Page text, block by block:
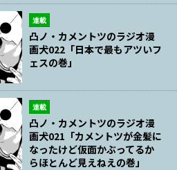
連載
凸ノ・カメントツのラジオ漫
画犬022「日本で最もアツいフ
ェスの巻」
連載
凸ノ・カメントツのラジオ漫
画犬021「カメントツが金髪に
なったけど仮面かぶってるか
らほとんど見えねえの巻」